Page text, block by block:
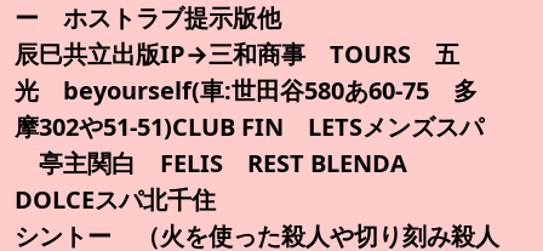
ー ホストラブ提示版他
辰巳共立出版IP→三和商事 TOURS 五
光 beyourself(車:世田谷580あ60-75 多
摩302や51-51)CLUB FIN LETSメンズスパ
亭主関白 FELIS REST BLENDA
DOLCEスパ北千住
シントー （火を使った殺人や切り刻み殺人